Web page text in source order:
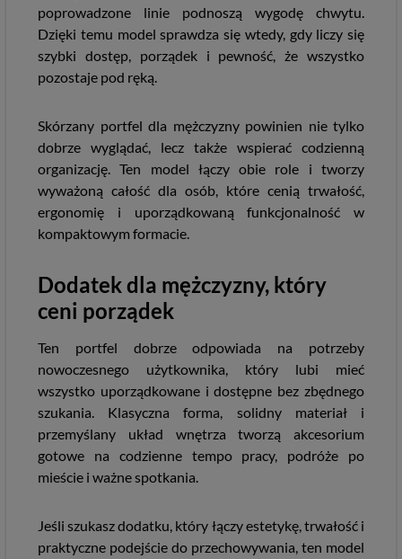
poprowadzone linie podnoszą wygodę chwytu.
Dzięki temu model sprawdza się wtedy, gdy liczy się
szybki dostęp, porządek i pewność, że wszystko
pozostaje pod ręką.
Skórzany portfel dla mężczyzny powinien nie tylko
dobrze wyglądać, lecz także wspierać codzienną
organizację. Ten model łączy obie role i tworzy
wyważoną całość dla osób, które cenią trwałość,
ergonomię i uporządkowaną funkcjonalność w
kompaktowym formacie.
Dodatek dla mężczyzny, który
ceni porządek
Ten portfel dobrze odpowiada na potrzeby
nowoczesnego użytkownika, który lubi mieć
wszystko uporządkowane i dostępne bez zbędnego
szukania. Klasyczna forma, solidny materiał i
przemyślany układ wnętrza tworzą akcesorium
gotowe na codzienne tempo pracy, podróże po
mieście i ważne spotkania.
Jeśli szukasz dodatku, który łączy estetykę, trwałość i
praktyczne podejście do przechowywania, ten model